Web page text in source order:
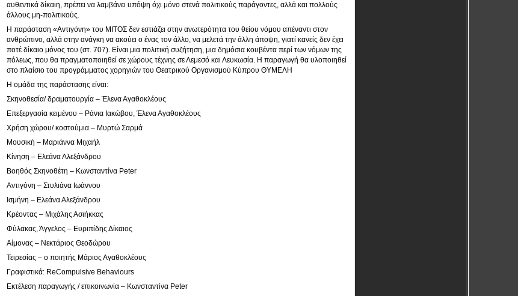
αυθεντικά δίκαιη, πρέπει να λαμβάνει υπόψη όχι μόνο στενά πολιτικούς παράγοντες, αλλά και πολλούς
άλλους μη-πολιτικούς.
Η παράσταση «Αντιγόνη» του ΜΙΤΟΣ δεν εστιάζει στην ανωτερότητα του θείου νόμου απέναντι στον
ανθρώπινο, αλλά στην ανάγκη να ακούει ο ένας τον άλλο, να μελετά την άλλη άποψη, γιατί κανείς δεν έχει
ποτέ δίκαιο μόνος του (στ. 707). Είναι μια πολιτική συζήτηση, μια δημόσια κουβέντα περί των νόμων της
πόλεως, που θα πραγματοποιηθεί σε χώρους τέχνης σε Λεμεσό και Λευκωσία. Η παραγωγή θα υλοποιηθεί
στο πλαίσιο του προγράμματος χορηγιών του Θεατρικού Οργανισμού Κύπρου ΘΥΜΕΛΗ
Η ομάδα της παράστασης είναι:
Σκηνοθεσία/ δραματουργία – Έλενα Αγαθοκλέους
Επεξεργασία κειμένου – Ράνια Ιακώβου, Έλενα Αγαθοκλέους
Xρήση χώρου/ κοστούμια – Μυρτώ Σαρμά
Μουσική – Μαριάννα Μιχαήλ
Κίνηση – Ελεάνα Αλεξάνδρου
Βοηθός Σκηνοθέτη – Κωνσταντίνα Peter
Αντιγόνη – Στυλιάνα Ιωάννου
Ισμήνη – Ελεάνα Αλεξάνδρου
Κρέοντας – Μιχάλης Ασιήκκας
Φύλακας, Άγγελος – Ευριπίδης Δίκαιος
Αίμονας – Νεκτάριος Θεοδώρου
Τειρεσίας – ο ποιητής Μάριος Αγαθοκλέους
Γραφιστικά: ReCompulsive Behaviours
Εκτέλεση παραγωγής / επικοινωνία – Κωνσταντίνα Peter